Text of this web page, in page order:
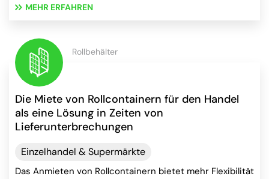
MEHR ERFAHREN
Die Miete von Rollcontainern für den Handel
als eine Lösung in Zeiten von
Lieferunterbrechungen
Rollbehälter
Einzelhandel & Supermärkte
Das Anmieten von Rollcontainern bietet mehr Flexibilität